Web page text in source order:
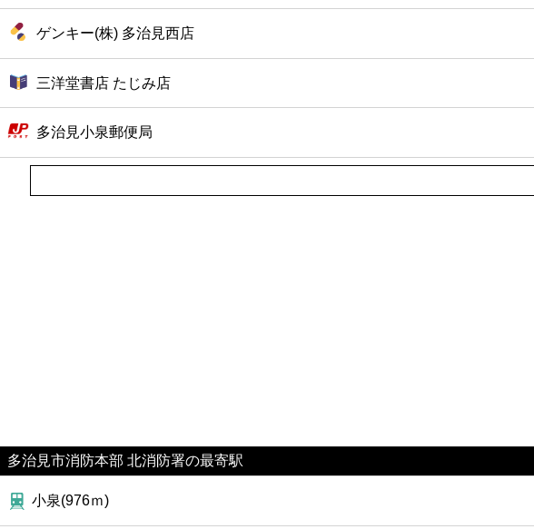
ゲンキー(株) 多治見西店
三洋堂書店 たじみ店
多治見小泉郵便局
多治見市消防本部 北消防署の最寄駅
小泉(976ｍ)